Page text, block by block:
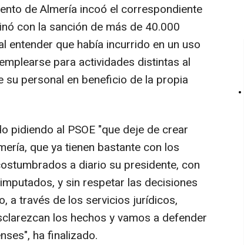
de Almería incoó el correspondiente
con la sanción de más de 40.000
entender que había incurrido en un uso
para actividades distintas al
personal en beneficio de la propia
pidiendo al PSOE "que deje de crear
que ya tienen bastante con los
a diario su presidente, con
y sin respetar las decisiones
a través de los servicios jurídicos,
los hechos y vamos a defender
ha finalizado.